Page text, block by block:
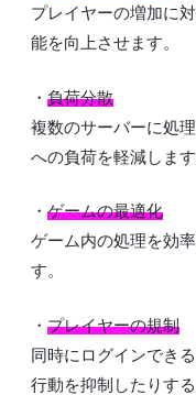
プレイヤーの増加に
能を向上させます。
・ 負荷分散
複数のサーバーに処
への負荷を軽減します
・ ゲームの最適化
ゲーム内の処理を効
す。
・ プレイヤーの規制
同時にログインでき
行動を抑制したりす